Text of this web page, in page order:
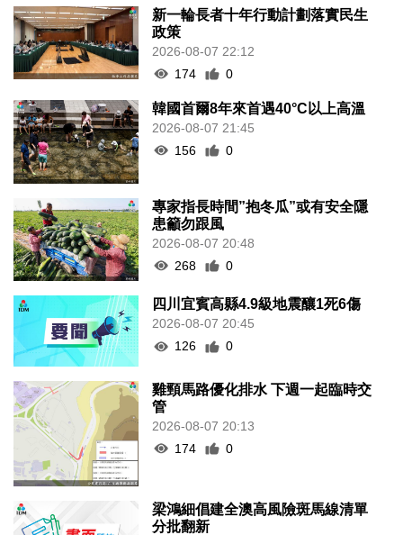
新一輪長者十年行動計劃落實民生
政策
2026-08-07 22:12
174
0
韓國首爾8年來首遇40°C以上高溫
2026-08-07 21:45
156
0
專家指長時間”抱冬瓜”或有安全隱
患籲勿跟風
2026-08-07 20:48
268
0
四川宜賓高縣4.9級地震釀1死6傷
2026-08-07 20:45
126
0
雞頸馬路優化排水 下週一起臨時交
管
2026-08-07 20:13
174
0
梁鴻細倡建全澳高風險斑馬線清單
分批翻新